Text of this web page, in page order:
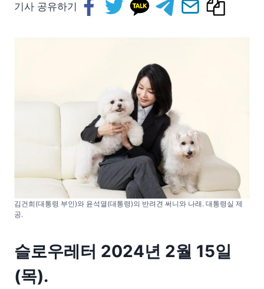
기사 공유하기
김건희(대통령 부인)와 윤석열(대통령)의 반려견 써니와 나래. 대통령실 제
공.
슬로우레터 2024년 2월 15일
(목).